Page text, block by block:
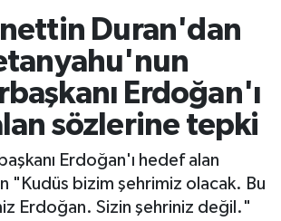
Duran'dan
Erdoğan'ı
sözlerine tepki
Erdoğan'ı hedef alan
"Kudüs bizim şehrimiz olacak. Bu
Erdoğan. Sizin şehriniz değil."